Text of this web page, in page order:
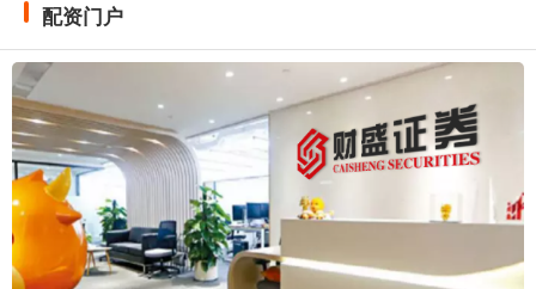
配资门户